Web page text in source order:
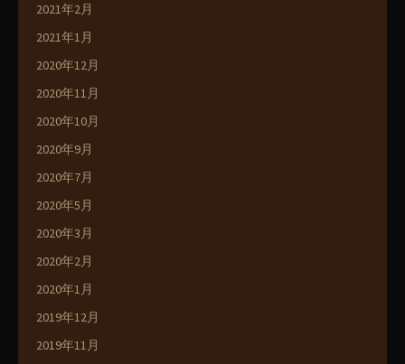
2021年2月
2021年1月
2020年12月
2020年11月
2020年10月
2020年9月
2020年7月
2020年5月
2020年3月
2020年2月
2020年1月
2019年12月
2019年11月